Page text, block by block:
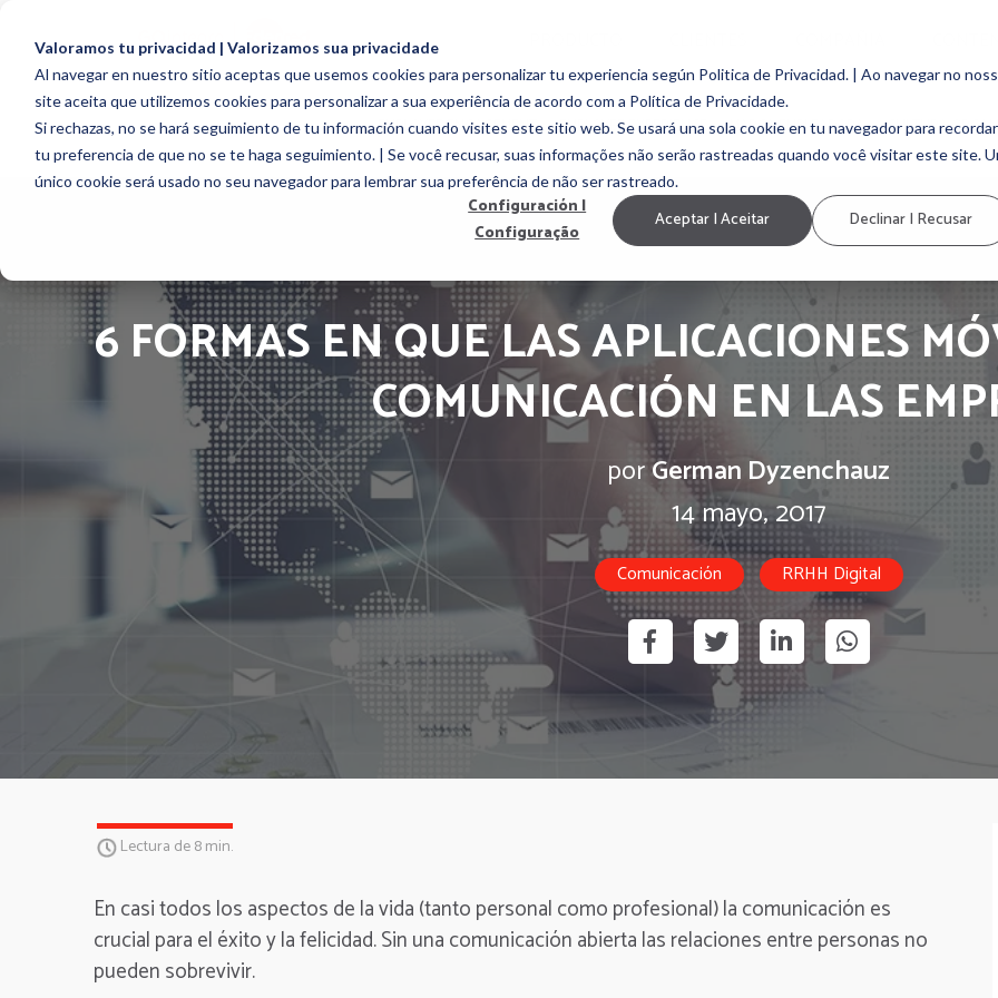
Valoramos tu privacidad | Valorizamos sua privacidade
Al navegar en nuestro sitio aceptas que usemos cookies para personalizar tu experiencia según Politica de Privacidad. | Ao navegar no
site aceita que utilizemos cookies para personalizar a sua experiência de acordo com a Política de Privacidade.
Si rechazas, no se hará seguimiento de tu información cuando visites este sitio web. Se usará una sola cookie en tu navegador para recordar
tu preferencia de que no se te haga seguimiento. | Se você recusar, suas informações não serão rastreadas quando você visitar este site.
único cookie será usado no seu navegador para lembrar sua preferência de não ser rastreado.
Configuración |
Configuração
Aceptar | Aceitar Declinar | Recusar
EMPLOYEE ENGAGEMENT EMPLOYEE EXPERIENCE MARCA EMPLEADORA CULTURA
6 FORMAS EN QUE LAS APLICACIONES
COMUNICACIÓN EN LAS
porGerman Dyzenchauz
14 mayo, 2017
Comunicación RRHH Digital
Lectura de 8 min.
En casi todos los aspectos de la vida (tanto personal como profesional) la comunicación es
crucial para el éxito y la felicidad.Sin una comunicación abierta las relaciones entre personas no
pueden sobrevivir.